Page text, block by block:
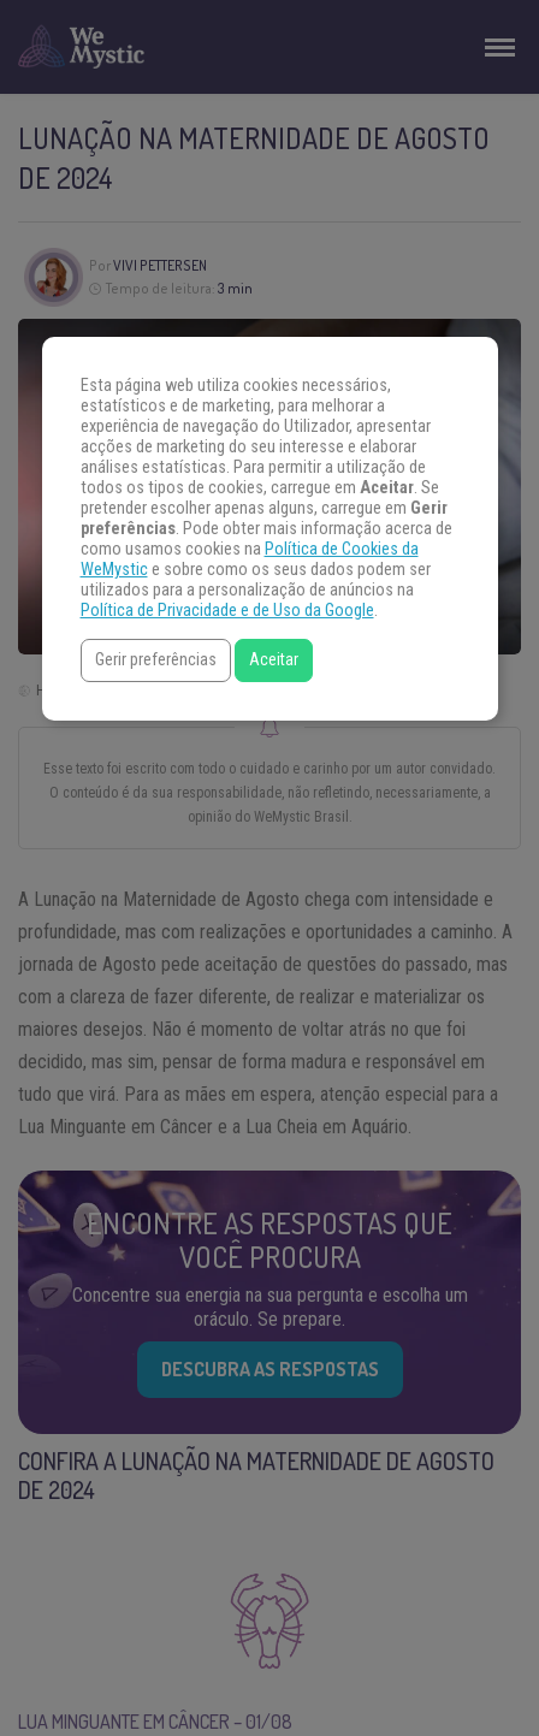
LUNAÇÃO NA MATERNIDADE DE AGOSTO
DE 2024
PorVIVI PETTERSEN
Tempo de leitura: 3 min
Horário de Brasília | Brasil (GTM -3)
Esse texto foi escrito com todo o cuidado e carinho por um autor convidado.
O conteúdo é da sua responsabilidade, não refletindo, necessariamente, a
opinião do WeMystic Brasil.
A Lunação na Maternidade de Agosto chega com intensidade e
profundidade, mas com realizações e oportunidades a caminho. A
jornada de Agosto pede aceitação de questões do passado, mas
com a clareza de fazer diferente, de realizar e materializar os
maiores desejos. Não é momento de voltar atrás no que foi
decidido, mas sim, pensar de forma madura e responsável em
tudo que virá. Para as mães em espera, atenção especial para a
Lua Minguante em Câncer e a Lua Cheia em Aquário.
ENCONTRE AS RESPOSTAS QUE
VOCÊ PROCURA
Concentre sua energia na sua pergunta e escolha um
oráculo. Se prepare.
DESCUBRA AS RESPOSTAS
CONFIRA A LUNAÇÃO NA MATERNIDADE DE AGOSTO
DE 2024
LUA MINGUANTE EM CÂNCER – 01/08
Esta página web utiliza cookies necessários,
estatísticos e de marketing, para melhorar a
experiência de navegação do Utilizador, apresentar
acções de marketing do seu interesse e elaborar
análises estatísticas. Para permitir a utilização de
todos os tipos de cookies, carregue em Aceitar. Se
pretender escolher apenas alguns, carregue em Gerir
preferências. Pode obter mais informação acerca de
como usamos cookies na Política de Cookies da
WeMystice sobre como os seus dados podem ser
utilizados para a personalização de anúncios na
Política de Privacidade e de Uso da Google.
Gerir preferências Aceitar